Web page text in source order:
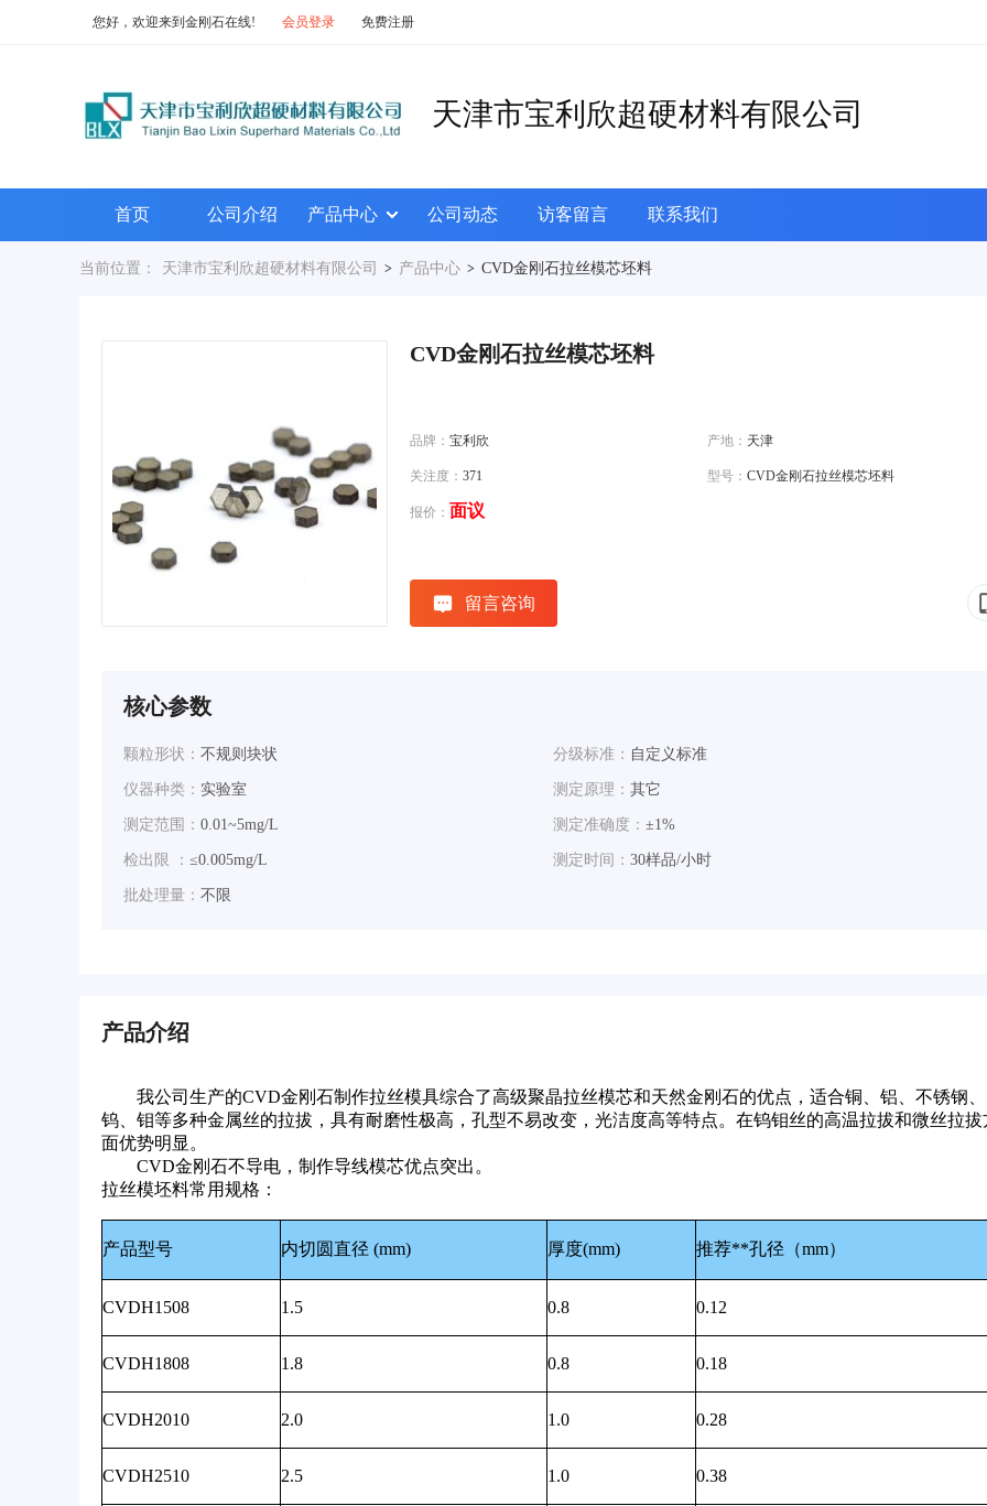
您好，欢迎来到金刚石在线! 会员登录 免费注册
天津市宝利欣超硬材料有限公司
首页 公司介绍 产品中心 公司动态 访客留言 联系我们
当前位置： 天津市宝利欣超硬材料有限公司 > 产品中心 > CVD金刚石拉丝模芯坯料
CVD金刚石拉丝模芯坯料
品牌： 宝利欣 产地： 天津
关注度： 371 型号： CVD金刚石拉丝模芯坯料
报价： 面议
留言咨询
核心参数
颗粒形状： 不规则块状 分级标准： 自定义标准
仪器种类： 实验室 测定原理： 其它
测定范围： 0.01~5mg/L 测定准确度： ±1%
检出限 ： ≤0.005mg/L 测定时间： 30样品/小时
批处理量： 不限
产品介绍
我公司生产的CVD金刚石制作拉丝模具综合了高级聚晶拉丝模芯和天然金刚石的优点，适合铜、铝、不锈钢、
钨、钼等多种金属丝的拉拔，具有耐磨性极高，孔型不易改变，光洁度高等特点。在钨钼丝的高温拉拔和微丝拉拔
面优势明显。
CVD金刚石不导电，制作导线模芯优点突出。
拉丝模坯料常用规格：
产品型号 内切圆直径 (mm) 厚度(mm) 推荐**孔径（mm）
CVDH1508 1.5 0.8 0.12
CVDH1808 1.8 0.8 0.18
CVDH2010 2.0 1.0 0.28
CVDH2510 2.5 1.0 0.38